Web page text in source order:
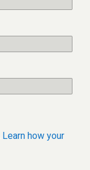
Learn how your